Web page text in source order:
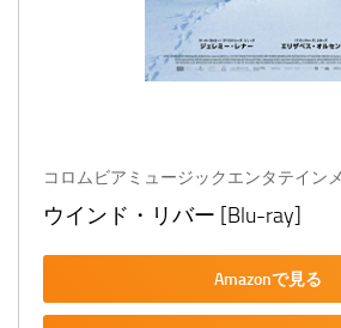
コロムビアミュージックエンタテイン
ウインド・リバー [Blu-ray]
Amazonで見る